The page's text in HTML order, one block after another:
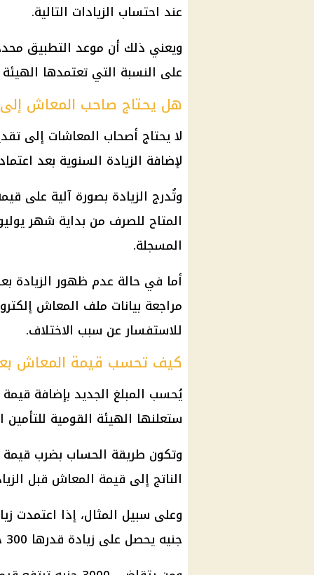
عند احتساب الزيادات التالية.
على النسبة التي تعتمدها
هل يحتاج صاحب المعاش
لا يحتاج أصحاب المعاشات إلى
لإضافة الزيادة السنوية بعد
وتُدرج الزيادة بصورة آلية على
المتاح للصرف من بداية شهر
المسجلة.
أما في حالة عدم ظهور الزيادة
مراجعة بيانات ملف المعاش
للاستفسار عن سبب الاختلاف.
كيف تحسب قيمة المعاش
يُحسب المبلغ الجديد بإضافة
ستعلنها الهيئة القومية للتأمين
وتكون طريقة الحساب بضرب قيمة
الناتج إلى قيمة المعاش قبل
جنيه يحصل على زيادة قدرها 300 جنيه، ليصبح إجمالي المعاش 2300 جنيه.